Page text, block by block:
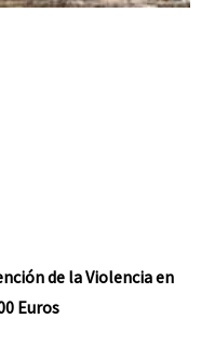
de la Violencia en
Euros